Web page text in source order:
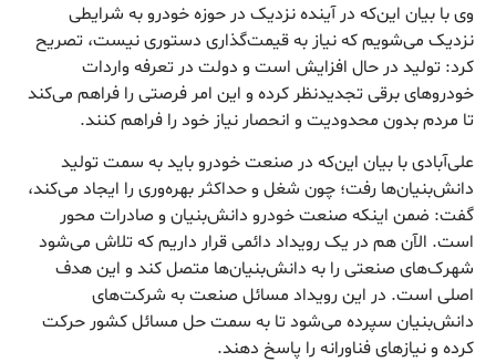
وی با بیان این‌که در آینده نزدیک در حوزه خودرو به شرایطی
نزدیک می‌شویم که نیاز به قیمت‌گذاری دستوری نیست، تصریح
کرد: تولید در حال افزایش است و دولت در تعرفه واردات
خودروهای برقی تجدیدنظر کرده و این امر فرصتی را فراهم می‌کند
تا مردم بدون محدودیت و انحصار نیاز خود را فراهم کنند.
علی‌آبادی با بیان این‌که در صنعت خودرو باید به سمت تولید
دانش‌بنیان‌ها رفت؛ چون شغل و حداکثر بهره‌وری را ایجاد می‌کند،
گفت: ضمن اینکه صنعت خودرو دانش‌بنیان و صادرات محور
است. الآن هم در یک رویداد دائمی قرار داریم که تلاش می‌شود
شهرک‌های صنعتی را به دانش‌بنیان‌ها متصل کند و این هدف
اصلی است. در این رویداد مسائل صنعت به شرکت‌های
دانش‌بنیان سپرده می‌شود تا به سمت حل مسائل کشور حرکت
کرده و نیازهای فناورانه را پاسخ دهند.